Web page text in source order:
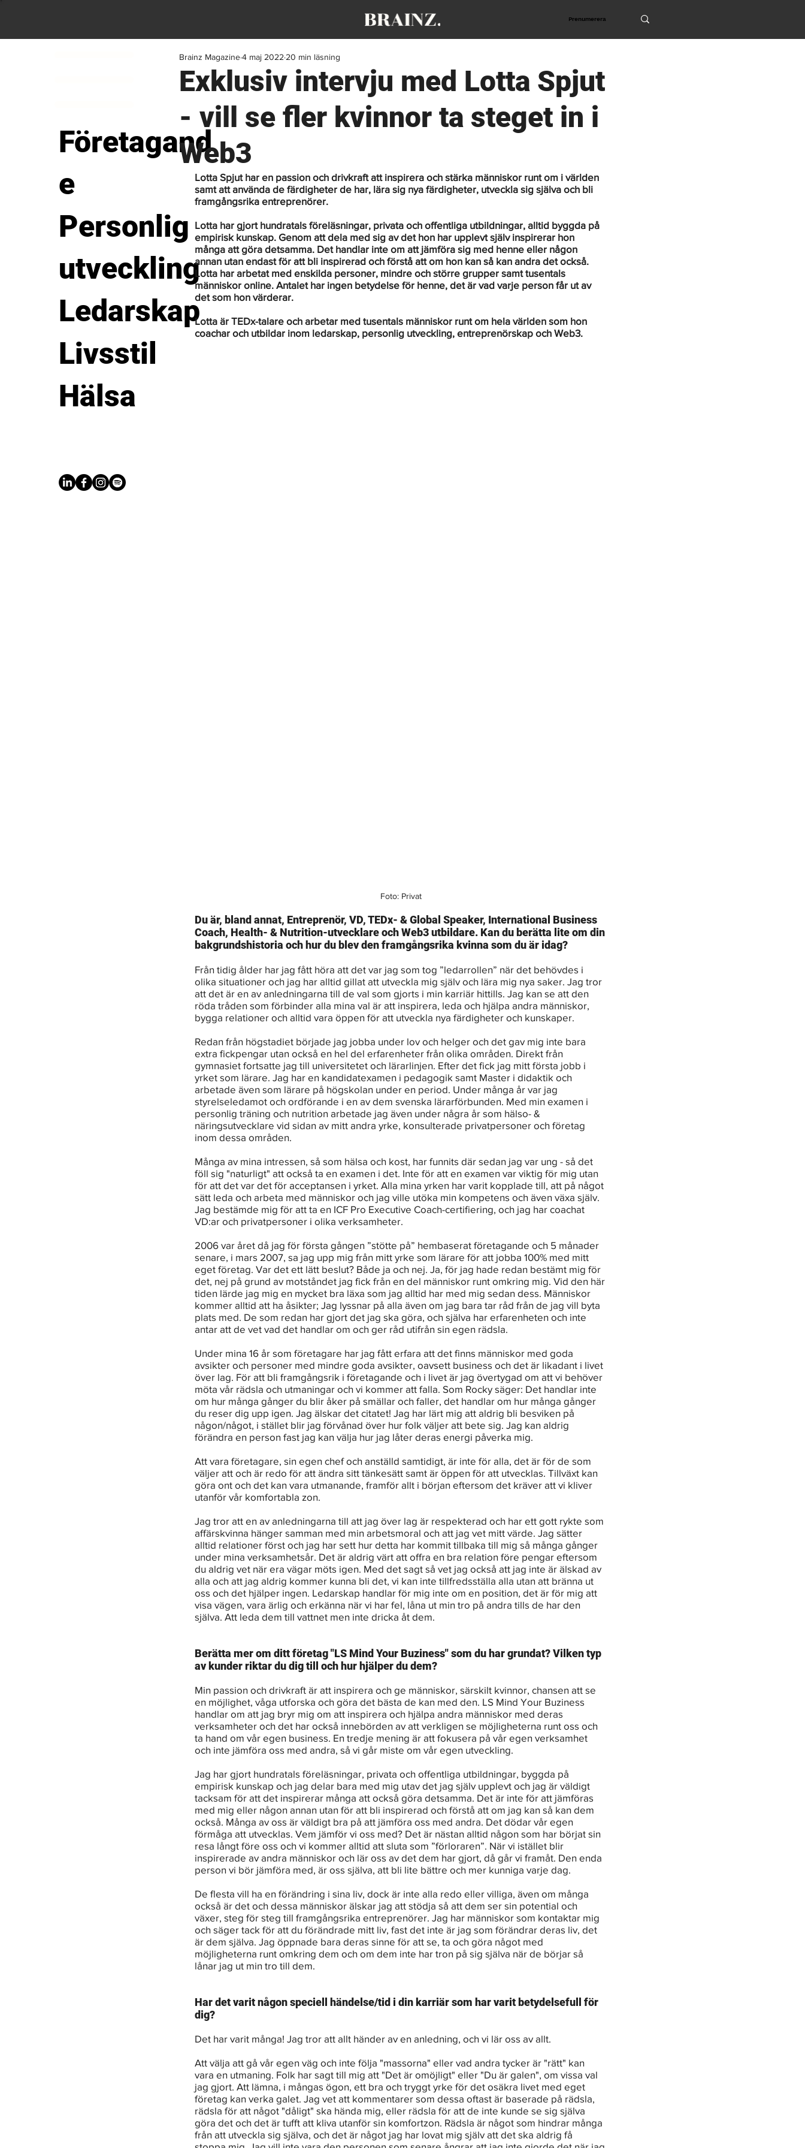
Prenumerera
Företagand
e
Personlig
utveckling
Ledarskap
Livsstil
Hälsa
Exklusiv intervju med Lotta Spjut
- vill se fler kvinnor ta steget in i
Web3
Brainz Magazine 4 maj 2022 20 min läsning
Lotta Spjut har en passion och drivkraft att inspirera och stärka människor runt om i världen
samt att använda de färdigheter de har, lära sig nya färdigheter, utveckla sig själva och bli
framgångsrika entreprenörer.
Lotta har gjort hundratals föreläsningar, privata och offentliga utbildningar, alltid byggda på
empirisk kunskap. Genom att dela med sig av det hon har upplevt själv inspirerar hon
många att göra detsamma. Det handlar inte om att jämföra sig med henne eller någon
annan utan endast för att bli inspirerad och förstå att om hon kan så kan andra det också.
Lotta har arbetat med enskilda personer, mindre och större grupper samt tusentals
människor online. Antalet har ingen betydelse för henne, det är vad varje person får ut av
det som hon värderar.
Lotta är TEDx-talare och arbetar med tusentals människor runt om hela världen som hon
coachar och utbildar inom ledarskap, personlig utveckling, entreprenörskap och Web3.
Foto: Privat
Du är, bland annat, Entreprenör, VD, TEDx- & Global Speaker, International Business
Coach, Health- & Nutrition-utvecklare och Web3 utbildare. Kan du berätta lite om din
bakgrundshistoria och hur du blev den framgångsrika kvinna som du är idag?
Från tidig ålder har jag fått höra att det var jag som tog ”ledarrollen” när det behövdes i
olika situationer och jag har alltid gillat att utveckla mig själv och lära mig nya saker. Jag tror
att det är en av anledningarna till de val som gjorts i min karriär hittills. Jag kan se att den
röda tråden som förbinder alla mina val är att inspirera, leda och hjälpa andra människor,
bygga relationer och alltid vara öppen för att utveckla nya färdigheter och kunskaper.
Redan från högstadiet började jag jobba under lov och helger och det gav mig inte bara
extra fickpengar utan också en hel del erfarenheter från olika områden. Direkt från
gymnasiet fortsatte jag till universitetet och lärarlinjen. Efter det fick jag mitt första jobb i
yrket som lärare. Jag har en kandidatexamen i pedagogik samt Master i didaktik och
arbetade även som lärare på högskolan under en period. Under många år var jag
styrelseledamot och ordförande i en av dem svenska lärarförbunden. Med min examen i
personlig träning och nutrition arbetade jag även under några år som hälso- &
näringsutvecklare vid sidan av mitt andra yrke, konsulterade privatpersoner och företag
inom dessa områden.
Många av mina intressen, så som hälsa och kost, har funnits där sedan jag var ung - så det
föll sig "naturligt" att också ta en examen i det. Inte för att en examen var viktig för mig utan
för att det var det för acceptansen i yrket. Alla mina yrken har varit kopplade till, att på något
sätt leda och arbeta med människor och jag ville utöka min kompetens och även växa själv.
Jag bestämde mig för att ta en ICF Pro Executive Coach-certifiering, och jag har coachat
VD:ar och privatpersoner i olika verksamheter.
2006 var året då jag för första gången ”stötte på” hembaserat företagande och 5 månader
senare, i mars 2007, sa jag upp mig från mitt yrke som lärare för att jobba 100% med mitt
eget företag. Var det ett lätt beslut? Både ja och nej. Ja, för jag hade redan bestämt mig för
det, nej på grund av motståndet jag fick från en del människor runt omkring mig. Vid den här
tiden lärde jag mig en mycket bra läxa som jag alltid har med mig sedan dess. Människor
kommer alltid att ha åsikter; Jag lyssnar på alla även om jag bara tar råd från de jag vill byta
plats med. De som redan har gjort det jag ska göra, och själva har erfarenheten och inte
antar att de vet vad det handlar om och ger råd utifrån sin egen rädsla.
Under mina 16 år som företagare har jag fått erfara att det finns människor med goda
avsikter och personer med mindre goda avsikter, oavsett business och det är likadant i livet
över lag. För att bli framgångsrik i företagande och i livet är jag övertygad om att vi behöver
möta vår rädsla och utmaningar och vi kommer att falla. Som Rocky säger: Det handlar inte
om hur många gånger du blir åker på smällar och faller, det handlar om hur många gånger
du reser dig upp igen. Jag älskar det citatet! Jag har lärt mig att aldrig bli besviken på
någon/något, i stället blir jag förvånad över hur folk väljer att bete sig. Jag kan aldrig
förändra en person fast jag kan välja hur jag låter deras energi påverka mig.
Att vara företagare, sin egen chef och anställd samtidigt, är inte för alla, det är för de som
väljer att och är redo för att ändra sitt tänkesätt samt är öppen för att utvecklas. Tillväxt kan
göra ont och det kan vara utmanande, framför allt i början eftersom det kräver att vi kliver
utanför vår komfortabla zon.
Jag tror att en av anledningarna till att jag över lag är respekterad och har ett gott rykte som
affärskvinna hänger samman med min arbetsmoral och att jag vet mitt värde. Jag sätter
alltid relationer först och jag har sett hur detta har kommit tillbaka till mig så många gånger
under mina verksamhetsår. Det är aldrig värt att offra en bra relation före pengar eftersom
du aldrig vet när era vägar möts igen. Med det sagt så vet jag också att jag inte är älskad av
alla och att jag aldrig kommer kunna bli det, vi kan inte tillfredsställa alla utan att bränna ut
oss och det hjälper ingen. Ledarskap handlar för mig inte om en position, det är för mig att
visa vägen, vara ärlig och erkänna när vi har fel, låna ut min tro på andra tills de har den
själva. Att leda dem till vattnet men inte dricka åt dem.
Berätta mer om ditt företag "LS Mind Your Buziness" som du har grundat? Vilken typ
av kunder riktar du dig till och hur hjälper du dem?
Min passion och drivkraft är att inspirera och ge människor, särskilt kvinnor, chansen att se
en möjlighet, våga utforska och göra det bästa de kan med den. LS Mind Your Buziness
handlar om att jag bryr mig om att inspirera och hjälpa andra människor med deras
verksamheter och det har också innebörden av att verkligen se möjligheterna runt oss och
ta hand om vår egen business. En tredje mening är att fokusera på vår egen verksamhet
och inte jämföra oss med andra, så vi går miste om vår egen utveckling.
Jag har gjort hundratals föreläsningar, privata och offentliga utbildningar, byggda på
empirisk kunskap och jag delar bara med mig utav det jag själv upplevt och jag är väldigt
tacksam för att det inspirerar många att också göra detsamma. Det är inte för att jämföras
med mig eller någon annan utan för att bli inspirerad och förstå att om jag kan så kan dem
också. Många av oss är väldigt bra på att jämföra oss med andra. Det dödar vår egen
förmåga att utvecklas. Vem jämför vi oss med? Det är nästan alltid någon som har börjat sin
resa långt före oss och vi kommer alltid att sluta som ”förloraren”. När vi istället blir
inspirerade av andra människor och lär oss av det dem har gjort, då går vi framåt. Den enda
person vi bör jämföra med, är oss själva, att bli lite bättre och mer kunniga varje dag.
De flesta vill ha en förändring i sina liv, dock är inte alla redo eller villiga, även om många
också är det och dessa människor älskar jag att stödja så att dem ser sin potential och
växer, steg för steg till framgångsrika entreprenörer. Jag har människor som kontaktar mig
och säger tack för att du förändrade mitt liv, fast det inte är jag som förändrar deras liv, det
är dem själva. Jag öppnade bara deras sinne för att se, ta och göra något med
möjligheterna runt omkring dem och om dem inte har tron på sig själva när de börjar så
lånar jag ut min tro till dem.
Har det varit någon speciell händelse/tid i din karriär som har varit betydelsefull för
dig?
Det har varit många! Jag tror att allt händer av en anledning, och vi lär oss av allt.
Att välja att gå vår egen väg och inte följa "massorna" eller vad andra tycker är "rätt" kan
vara en utmaning. Folk har sagt till mig att "Det är omöjligt" eller "Du är galen", om vissa val
jag gjort. Att lämna, i mångas ögon, ett bra och tryggt yrke för det osäkra livet med eget
företag kan verka galet. Jag vet att kommentarer som dessa oftast är baserade på rädsla,
rädsla för att något "dåligt" ska hända mig, eller rädsla för att de inte kunde se sig själva
göra det och det är tufft att kliva utanför sin komfortzon. Rädsla är något som hindrar många
från att utveckla sig själva, och det är något jag har lovat mig själv att det ska aldrig få